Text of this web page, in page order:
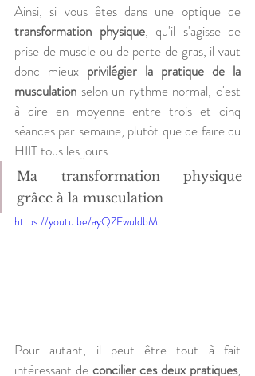
Ainsi, si vous êtes dans une optique de
transformation physique, qu'il s'agisse de
prise de muscle ou de perte de gras, il vaut
donc mieux privilégier la pratique de la
musculation selon un rythme normal, c'est
à dire en moyenne entre trois et cinq
séances par semaine, plutôt que de faire du
HIIT tous les jours.
Ma transformation physique
grâce à la musculation
https://youtu.be/ayQZEwuldbM
Pour autant, il peut être tout à fait
intéressant de concilier ces deux pratiques,